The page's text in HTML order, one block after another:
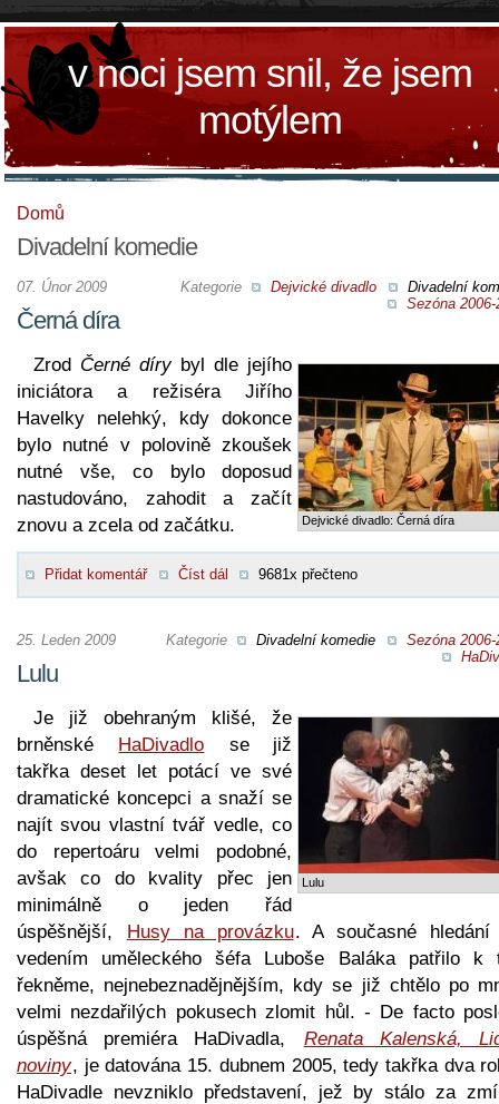
v noci jsem snil, že jsem
motýlem
Domů
Divadelní komedie
Kategorie Dejvické divadlo
Divadelní
Sezóna 2006-
07. Únor 2009
Černá díra
Dejvické divadlo: Černá díra
Zrod Černé dírybyl dle jejího
iniciátora a režiséra Jiřího
Havelky nelehký, kdy dokonce
bylo nutné v polovině zkoušek
nutné vše, co bylo doposud
nastudováno, zahodit a začít
znovu a zcela od začátku.
Přidat komentář Číst dál 9681x přečteno
Kategorie Divadelní komedie
Sezóna 2006-
25. Leden 2009
Lulu
Lulu
Je již obehraným klišé, že
brněnské HaDivadlo se již
takřka deset let potácí ve své
dramatické koncepci a snaží se
najít svou vlastní tvář vedle, co
do repertoáru velmi podobné,
avšak co do kvality přec jen
minimálně o jeden řád
úspěšnější,
Husy na provázku. A současné hledání
vedením uměleckého šéfa Luboše Baláka patřilo k
řekněme, nejnebeznadějnějším, kdy se již chtělo po
velmi nezdařilých pokusech zlomit hůl. - De facto
úspěšná premiéra HaDivadla, Renata Kalenská,
noviny, je datována 15. dubnem 2005, tedy takřka dva
HaDivadle nevzniklo představení, jež by stálo za